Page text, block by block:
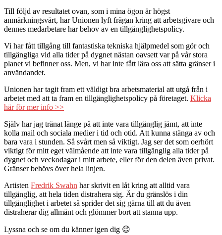
Till följd av resultatet ovan, som i mina ögon är högst
anmärkningsvärt, har Unionen lyft frågan kring att arbetsgivare och
dennes medarbetare har behov av en tillgänglighetspolicy.
Vi har fått tillgång till fantastiska tekniska hjälpmedel som gör och
tillgängliga vid alla tider på dygnet nästan oavsett var på vår stora
planet vi befinner oss. Men, vi har inte fått lära oss att sätta gränser i
användandet.
Unionen har tagit fram ett väldigt bra arbetsmaterial att utgå från i
arbetet med att ta fram en tillgänglighetspolicy på företaget. Klicka
här för mer info >>
Själv har jag tränat länge på att inte vara tillgänglig jämt, att inte
kolla mail och sociala medier i tid och otid. Att kunna stänga av och
bara vara i stunden. Så svårt men så viktigt. Jag ser det som oerhört
viktigt för mitt eget välmående att inte vara tillgänglig alla tider på
dygnet och veckodagar i mitt arbete, eller för den delen även privat.
Gränser behövs över hela linjen.
Artisten Fredrik Swahn har skrivit en låt kring att alltid vara
tillgänglig, att hela tiden distrahera sig. Är du gränslös i din
tillgänglighet i arbetet så sprider det sig gärna till att du även
distraherar dig allmänt och glömmer bort att stanna upp.
Lyssna och se om du känner igen dig 😉